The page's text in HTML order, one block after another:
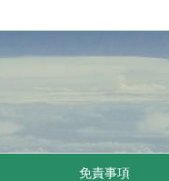
免責事項